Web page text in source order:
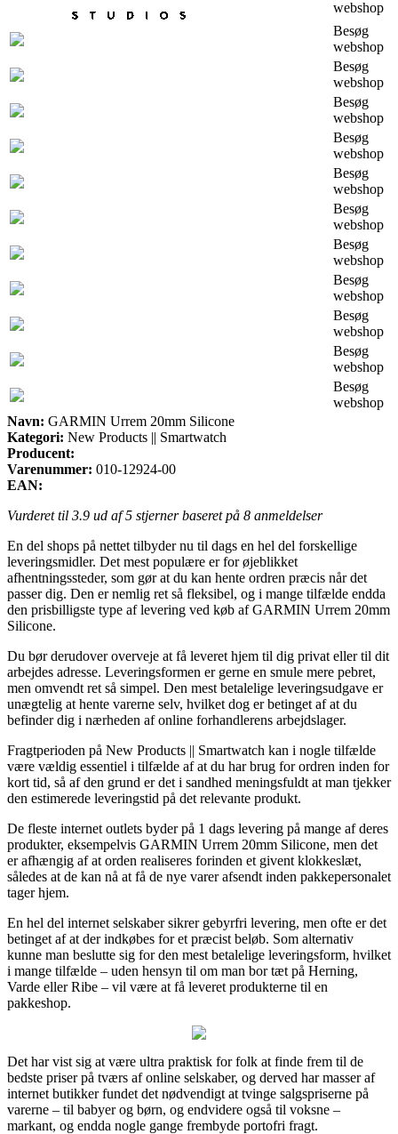
webshop
Besøg
webshop
Besøg
webshop
Besøg
webshop
Besøg
webshop
Besøg
webshop
Besøg
webshop
Besøg
webshop
Besøg
webshop
Besøg
webshop
Besøg
webshop
Besøg
webshop
Navn: GARMIN Urrem 20mm Silicone
Kategori: New Products || Smartwatch
Producent:
Varenummer: 010-12924-00
EAN:
Vurderet til 3.9 ud af 5 stjerner baseret på 8 anmeldelser
En del shops på nettet tilbyder nu til dags en hel del forskellige
leveringsmidler. Det mest populære er for øjeblikket
afhentningssteder, som gør at du kan hente ordren præcis når det
passer dig. Den er nemlig ret så fleksibel, og i mange tilfælde endda
den prisbilligste type af levering ved køb af GARMIN Urrem 20mm
Silicone.
Du bør derudover overveje at få leveret hjem til dig privat eller til dit
arbejdes adresse. Leveringsformen er gerne en smule mere pebret,
men omvendt ret så simpel. Den mest betalelige leveringsudgave er
unægtelig at hente varerne selv, hvilket dog er betinget af at du
befinder dig i nærheden af online forhandlerens arbejdslager.
Fragtperioden på New Products || Smartwatch kan i nogle tilfælde
være vældig essentiel i tilfælde af at du har brug for ordren inden for
kort tid, så af den grund er det i sandhed meningsfuldt at man tjekker
den estimerede leveringstid på det relevante produkt.
De fleste internet outlets byder på 1 dags levering på mange af deres
produkter, eksempelvis GARMIN Urrem 20mm Silicone, men det
er afhængig af at orden realiseres forinden et givent klokkeslæt,
således at de kan nå at få de nye varer afsendt inden pakkepersonalet
tager hjem.
En hel del internet selskaber sikrer gebyrfri levering, men ofte er det
betinget af at der indkøbes for et præcist beløb. Som alternativ
kunne man beslutte sig for den mest betalelige leveringsform, hvilket
i mange tilfælde – uden hensyn til om man bor tæt på Herning,
Varde eller Ribe – vil være at få leveret produkterne til en
pakkeshop.
Det har vist sig at være ultra praktisk for folk at finde frem til de
bedste priser på tværs af online selskaber, og derved har masser af
internet butikker fundet det nødvendigt at tvinge salgspriserne på
varerne – til babyer og børn, og endvidere også til voksne –
markant, og endda nogle gange frembyde portofri fragt.